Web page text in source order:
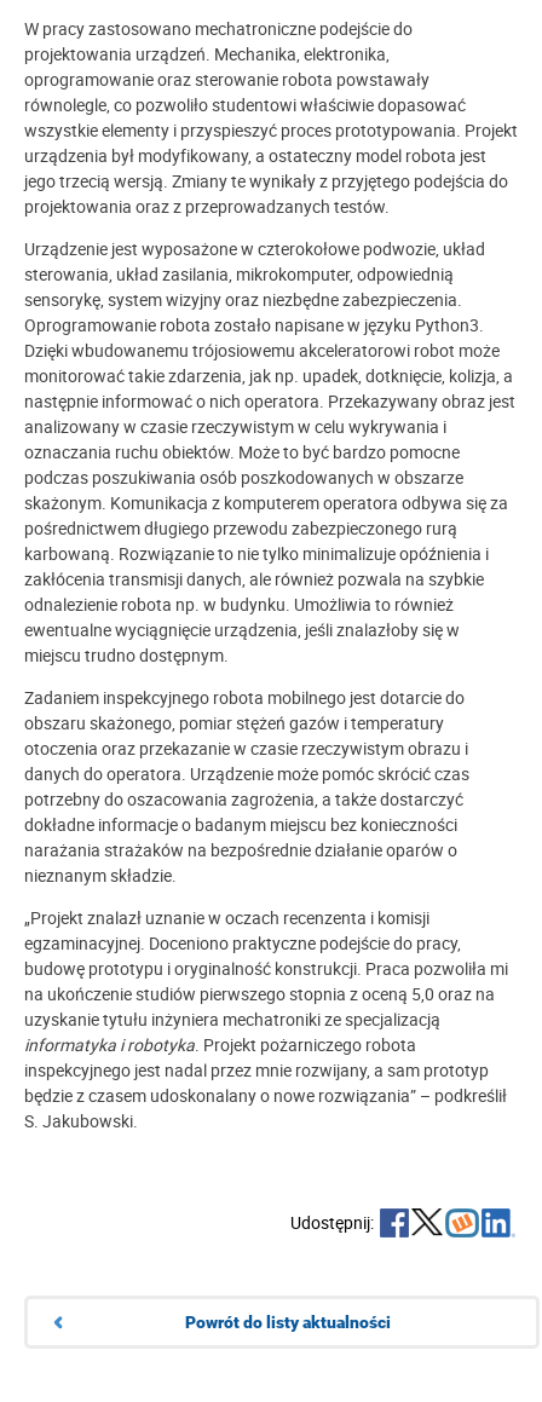
W pracy zastosowano mechatroniczne podejście do
projektowania urządzeń. Mechanika, elektronika,
oprogramowanie oraz sterowanie robota powstawały
równolegle, co pozwoliło studentowi właściwie dopasować
wszystkie elementy i przyspieszyć proces prototypowania. Projekt
urządzenia był modyfikowany, a ostateczny model robota jest
jego trzecią wersją. Zmiany te wynikały z przyjętego podejścia do
projektowania oraz z przeprowadzanych testów.
Urządzenie jest wyposażone w czterokołowe podwozie, układ
sterowania, układ zasilania, mikrokomputer, odpowiednią
sensorykę, system wizyjny oraz niezbędne zabezpieczenia.
Oprogramowanie robota zostało napisane w języku Python3.
Dzięki wbudowanemu trójosiowemu akceleratorowi robot może
monitorować takie zdarzenia, jak np. upadek, dotknięcie, kolizja, a
następnie informować o nich operatora. Przekazywany obraz jest
analizowany w czasie rzeczywistym w celu wykrywania i
oznaczania ruchu obiektów. Może to być bardzo pomocne
podczas poszukiwania osób poszkodowanych w obszarze
skażonym. Komunikacja z komputerem operatora odbywa się za
pośrednictwem długiego przewodu zabezpieczonego rurą
karbowaną. Rozwiązanie to nie tylko minimalizuje opóźnienia i
zakłócenia transmisji danych, ale również pozwala na szybkie
odnalezienie robota np. w budynku. Umożliwia to również
ewentualne wyciągnięcie urządzenia, jeśli znalazłoby się w
miejscu trudno dostępnym.
Zadaniem inspekcyjnego robota mobilnego jest dotarcie do
obszaru skażonego, pomiar stężeń gazów i temperatury
otoczenia oraz przekazanie w czasie rzeczywistym obrazu i
danych do operatora. Urządzenie może pomóc skrócić czas
potrzebny do oszacowania zagrożenia, a także dostarczyć
dokładne informacje o badanym miejscu bez konieczności
narażania strażaków na bezpośrednie działanie oparów o
nieznanym składzie.
„Projekt znalazł uznanie w oczach recenzenta i komisji
egzaminacyjnej. Doceniono praktyczne podejście do pracy,
budowę prototypu i oryginalność konstrukcji. Praca pozwoliła mi
na ukończenie studiów pierwszego stopnia z oceną 5,0 oraz na
uzyskanie tytułu inżyniera mechatroniki ze specjalizacją
informatyka i robotyka. Projekt pożarniczego robota
inspekcyjnego jest nadal przez mnie rozwijany, a sam prototyp
będzie z czasem udoskonalany o nowe rozwiązania” – podkreślił
S. Jakubowski.
Udostępnij:
Powrót do listy aktualności